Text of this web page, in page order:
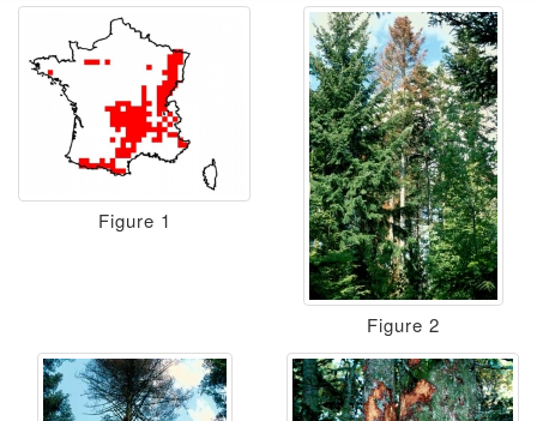
Figure 1
Figure 2